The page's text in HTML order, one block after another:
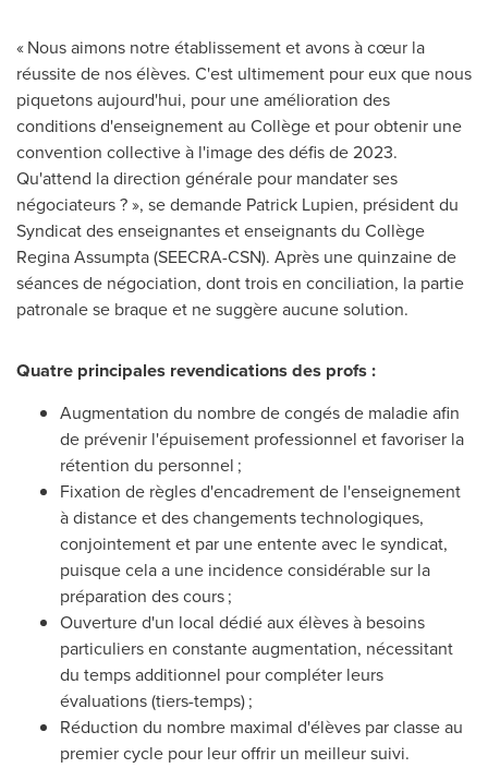
« Nous aimons notre établissement et avons à cœur la
réussite de nos élèves. C'est ultimement pour eux que nous
piquetons aujourd'hui, pour une amélioration des
conditions d'enseignement au Collège et pour obtenir une
convention collective à l'image des défis de 2023.
Qu'attend la direction générale pour mandater ses
négociateurs ? », se demande Patrick Lupien, président du
Syndicat des enseignantes et enseignants du Collège
Regina Assumpta (SEECRA-CSN). Après une quinzaine de
séances de négociation, dont trois en conciliation, la partie
patronale se braque et ne suggère aucune solution.
Quatre principales revendications des profs :
Augmentation du nombre de congés de maladie afin
de prévenir l'épuisement professionnel et favoriser la
rétention du personnel ;
Fixation de règles d'encadrement de l'enseignement
à distance et des changements technologiques,
conjointement et par une entente avec le syndicat,
puisque cela a une incidence considérable sur la
préparation des cours ;
Ouverture d'un local dédié aux élèves à besoins
particuliers en constante augmentation, nécessitant
du temps additionnel pour compléter leurs
évaluations (tiers-temps) ;
Réduction du nombre maximal d'élèves par classe au
premier cycle pour leur offrir un meilleur suivi.